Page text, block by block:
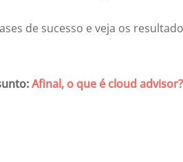
de sucesso e veja os
Afinal, o que é cloud advisor?